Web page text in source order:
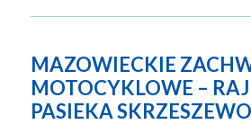
MAZOWIECKIE
MOTOCYKLOWE –
PASIEKA SKRZESZEWO